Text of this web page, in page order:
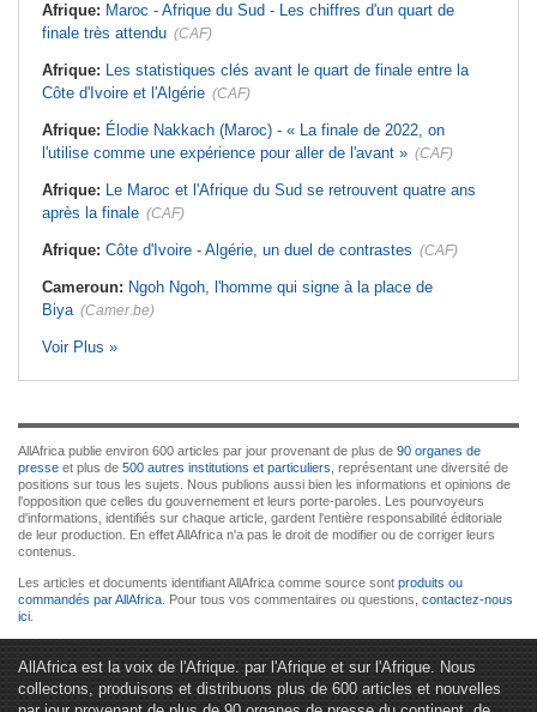
Afrique: Maroc - Afrique du Sud - Les chiffres d'un quart de
finale très attendu (CAF)
Afrique: Les statistiques clés avant le quart de finale entre la
Côte d'Ivoire et l'Algérie (CAF)
Afrique: Élodie Nakkach (Maroc) - « La finale de 2022, on
l'utilise comme une expérience pour aller de l'avant » (CAF)
Afrique: Le Maroc et l'Afrique du Sud se retrouvent quatre ans
après la finale (CAF)
Afrique: Côte d'Ivoire - Algérie, un duel de contrastes (CAF)
Cameroun: Ngoh Ngoh, l'homme qui signe à la place de
Biya (Camer.be)
Voir Plus »
AllAfrica publie environ 600 articles par jour provenant de plus de 90 organes de
presse et plus de 500 autres institutions et particuliers , représentant une diversité de
positions sur tous les sujets. Nous publions aussi bien les informations et opinions de
l'opposition que celles du gouvernement et leurs porte-paroles. Les pourvoyeurs
d'informations, identifiés sur chaque article, gardent l'entière responsabilité éditoriale
de leur production. En effet AllAfrica n'a pas le droit de modifier ou de corriger leurs
contenus.
Les articles et documents identifiant AllAfrica comme source sont produits ou
commandés par AllAfrica . Pour tous vos commentaires ou questions, contactez-nous
ici
AllAfrica est la voix de l'Afrique. par l'Afrique et sur l'Afrique. Nous
collectons, produisons et distribuons plus de 600 articles et nouvelles